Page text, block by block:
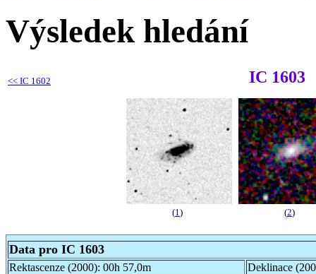
Výsledek hledání
<< IC 1602 IC 1603
(1 ) (2)
Data pro IC 1603
Rektascenze (2000): 00h 57,0m
Deklinace